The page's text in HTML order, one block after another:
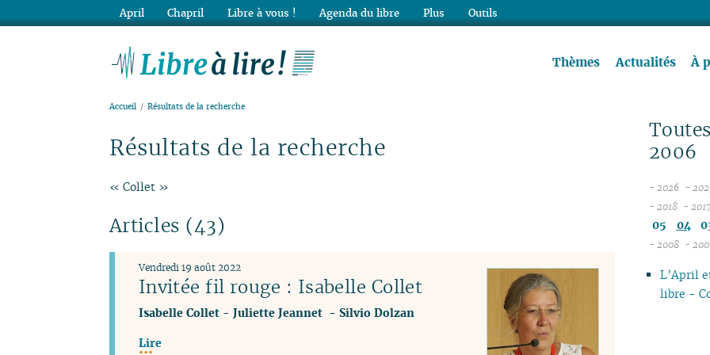
Thèmes Actualités À
Accueil Résultats de la recherche
Résultats de la recherche
« Collet »
Articles (43)
Invitée fil rouge : Isabelle Collet
Vendredi 19 août 2022
Isabelle Collet- Juliette Jeannet - Silvio Dolzan
Lire
2006
- 2026
07
04
03
-
- 2018
12
09
08
- 2017
05
04
- 2008
11
10
-
L’April
libre -
April Chapril Libre à vous ! Agenda du libre Plus Outils